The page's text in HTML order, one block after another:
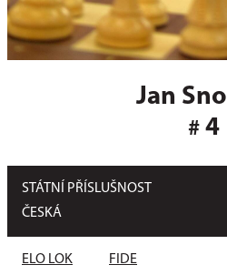
Jan
# 4
STÁTNÍ PŘÍSLUŠNOST
ČESKÁ
ELO LOK FIDE